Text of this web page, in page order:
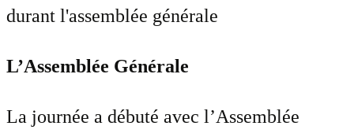
durant l'assemblée générale
L’Assemblée Générale
La journée a débuté avec l’Assemblée